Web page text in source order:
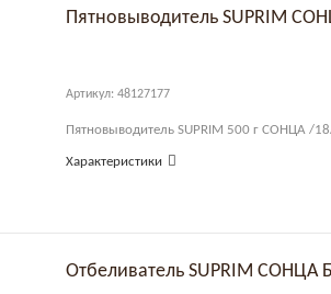
Пятновыводитель SUPRIM
Артикул: 48127177
Пятновыводитель SUPRIM 500 г СОНЦА /
Характеристики
Отбеливатель SUPRIM СОНЦА